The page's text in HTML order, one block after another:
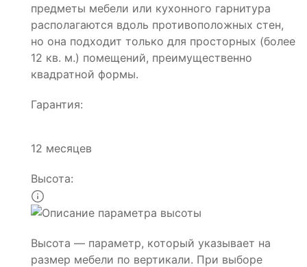
предметы мебели или кухонного гарнитура
располагаются вдоль противоположных стен,
но она подходит только для просторных (более
12 кв. м.) помещений, преимущественно
квадратной формы.
Гарантия:
12 месяцев
Высота:
Высота — параметр, который указывает на
размер мебели по вертикали. При выборе